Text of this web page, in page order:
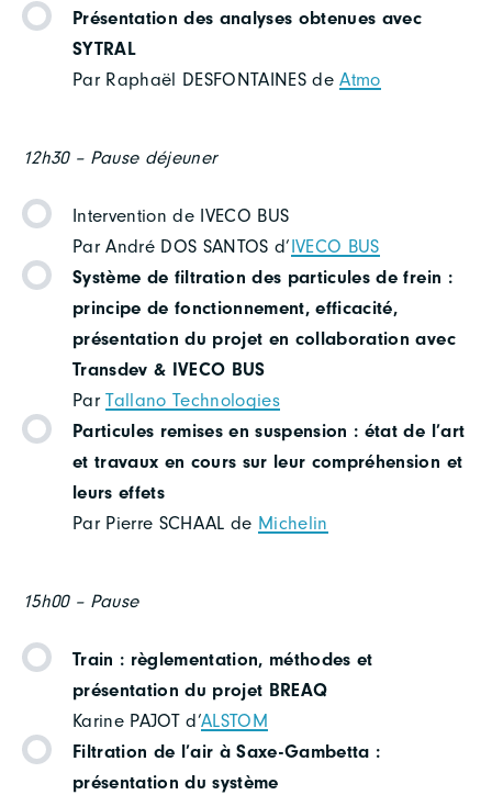
Présentation des analyses obtenues avec
SYTRAL
Par Raphaël DESFONTAINES deAtmo
12h30 – Pause déjeuner
Intervention de IVECO BUS
Par André DOS SANTOS d’IVECO BUS
Système de filtration des particules de frein :
principe de fonctionnement, efficacité,
présentation du projet en collaboration avec
Transdev & IVECO BUS
ParTallano Technologies
Particules remises en suspension : état de l’art
et travaux en cours sur leur compréhension et
leurs effets
Par Pierre SCHAAL de Michelin
15h00 – Pause
Train : règlementation, méthodes et
présentation du projet BREAQ
Karine PAJOT d’ALSTOM
Filtration de l’air à Saxe-Gambetta :
présentation du système